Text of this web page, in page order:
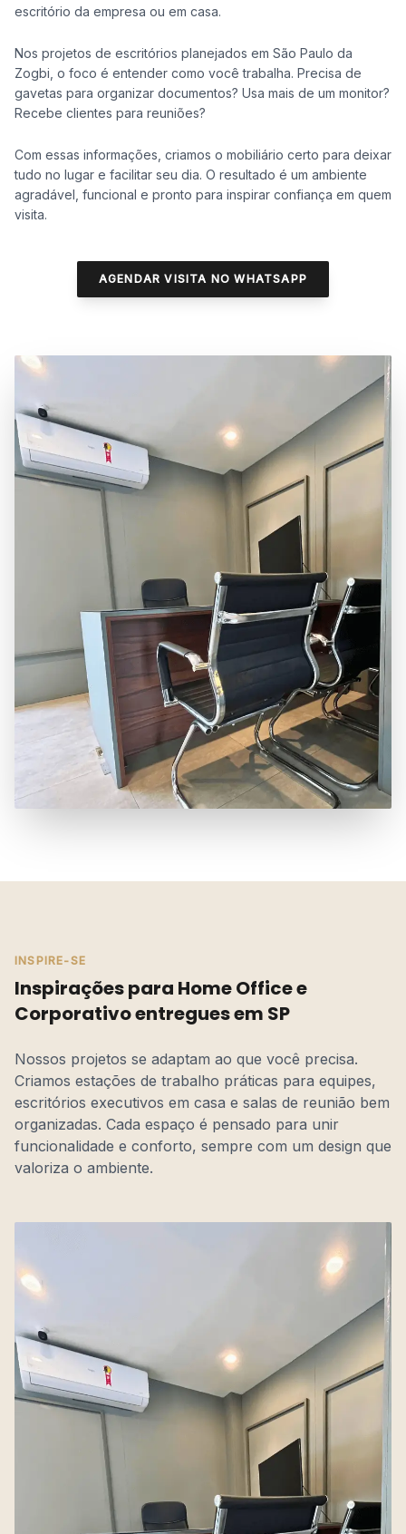
escritório da empresa ou em casa.
Nos projetos de escritórios planejados em São Paulo da
Zogbi, o foco é entender como você trabalha. Precisa de
gavetas para organizar documentos? Usa mais de um monitor?
Recebe clientes para reuniões?
Com essas informações, criamos o mobiliário certo para deixar
tudo no lugar e facilitar seu dia. O resultado é um ambiente
agradável, funcional e pronto para inspirar confiança em quem
visita.
AGENDAR VISITA NO WHATSAPP
INSPIRE-SE
Inspirações para Home Office e
Corporativo entregues em SP
Nossos projetos se adaptam ao que você precisa.
Criamos estações de trabalho práticas para equipes,
escritórios executivos em casa e salas de reunião bem
organizadas. Cada espaço é pensado para unir
funcionalidade e conforto, sempre com um design que
valoriza o ambiente.